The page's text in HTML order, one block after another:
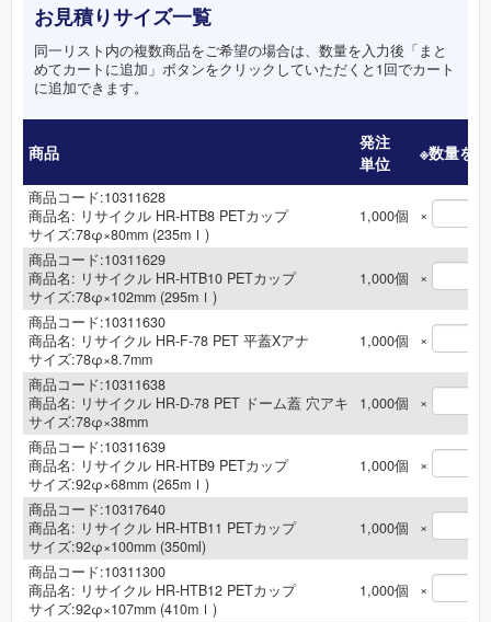
お見積りサイズ一覧
同一リスト内の複数商品をご希望の場合は、数量を入力後「まと
めてカートに追加」ボタンをクリックしていただくと1回でカート
に追加できます。
商品
発注
単位
※数量を
商品コード:10311628
商品名: リサイクル HR-HTB8 PETカップ
サイズ:78φ×80mm (235mｌ)
1,000個 ×
商品コード:10311629
商品名: リサイクル HR-HTB10 PETカップ
サイズ:78φ×102mm (295mｌ)
1,000個 ×
商品コード:10311630
商品名: リサイクル HR-F-78 PET 平蓋Xアナ
サイズ:78φ×8.7mm
1,000個 ×
商品コード:10311638
商品名: リサイクル HR-D-78 PET ドーム蓋 穴アキ
サイズ:78φ×38mm
1,000個 ×
商品コード:10311639
商品名: リサイクル HR-HTB9 PETカップ
サイズ:92φ×68mm (265mｌ)
1,000個 ×
商品コード:10317640
商品名: リサイクル HR-HTB11 PETカップ
サイズ:92φ×100mm (350ml)
1,000個 ×
商品コード:10311300
商品名: リサイクル HR-HTB12 PETカップ
サイズ:92φ×107mm (410mｌ)
1,000個 ×